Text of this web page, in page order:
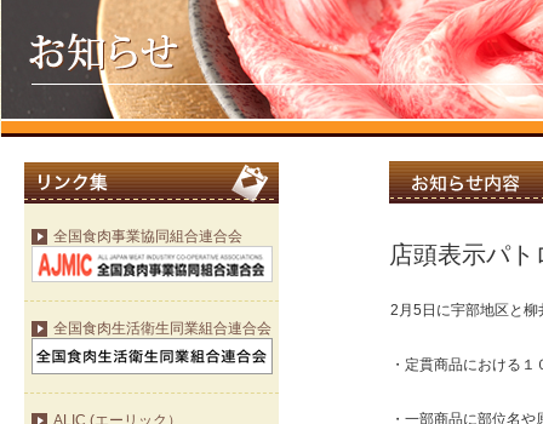
店頭表示パ
2月5日に宇部地区と
・定貫商品における
・一部商品に部位名
全国食肉事業協同組合連合会
全国食肉生活衛生同業組合連合会
ALIC (エーリック）